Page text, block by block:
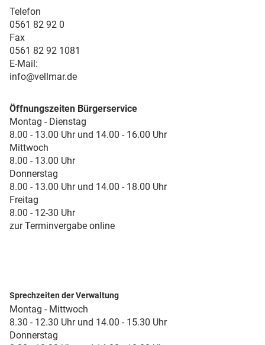
Telefon
0561 82 92 0
Fax
0561 82 92 1081
E-Mail:
info@vellmar.de
Öffnungszeiten Bürgerservice
Montag - Dienstag
8.00 - 13.00 Uhr und 14.00 - 16.00 Uhr
Mittwoch
8.00 - 13.00 Uhr
Donnerstag
8.00 - 13.00 Uhr und 14.00 - 18.00 Uhr
Freitag
8.00 - 12-30 Uhr
zur Terminvergabe online
Sprechzeiten der Verwaltung
Montag - Mittwoch
8.30 - 12.30 Uhr und 14.00 - 15.30 Uhr
Donnerstag